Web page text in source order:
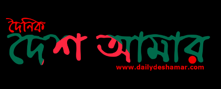
নির্বাচনের আগেই ফিরতে মরিয়া
‘পলাতক শক্তি’
৬